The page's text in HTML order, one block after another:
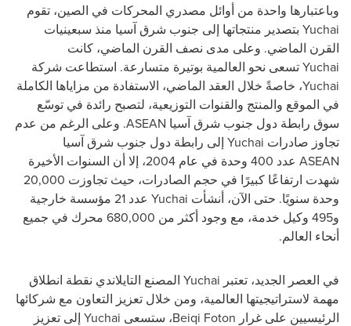
وباعتبارها واحدة من أوائل مصدري المحركات في الصين، تقوم
Yuchai بتصدير منتجاتها إلى جنوب شرق آسيا منذ سبعينيات
القرن الماضي. وعلى مدى نصف القرن الماضي، كانت
Yuchaiتسعى نحو العالمية بوتيرة متسارعة. استطاعت شركة
Yuchai، خاصةً خلال العقد الماضي، الاستفادة من مزاياها الكاملة
في الموقع والمنتج والقنوات التوزيعية، لتصبح رائدة في توسّع
سوق رابطة دول جنوب شرق آسيا ASEAN. وعلى الرغم من عدم
تجاوز صادرات Yuchai إلى رابطة دول جنوب شرق آسيا
ASEAN
عدد 400 وحدة في عام 2004، إلا أن السنوات الأخيرة
شهدت ارتفاعًا كبيرًا في حجم الصادرات، حيث تجاوزت 20,000
وحدة سنويًا. حتى الآن، أنشأت Yuchai
عدد 21 مؤسسة خارجية
و495 وكيل خدمة، مع وجود أكثر من 680,000 محرك في جميع
أنحاء العالم.
في العصر الجديد، تعتبر Yuchai المصنع التايلاندي نقطة انطلاق
مهمة لاستراتيجيتها العالمية، ومن خلال تعزيز التعاون مع شركائها
الرئيسيين على غرار Beiqi Foton، ستسعى Yuchai إلى تعزيز